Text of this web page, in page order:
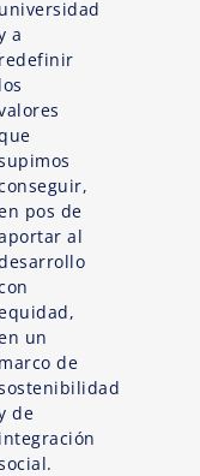
universidad
a
redefinir
los
pos de
al
un
marco de
de
integración